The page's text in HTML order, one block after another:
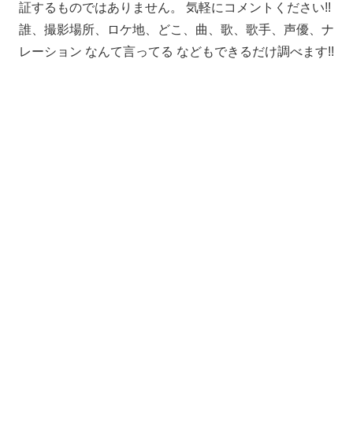
証するものではありません。 気軽にコメントください!!
誰、撮影場所、ロケ地、どこ、曲、歌、歌手、声優、ナ
レーション なんて言ってる などもできるだけ調べます!!